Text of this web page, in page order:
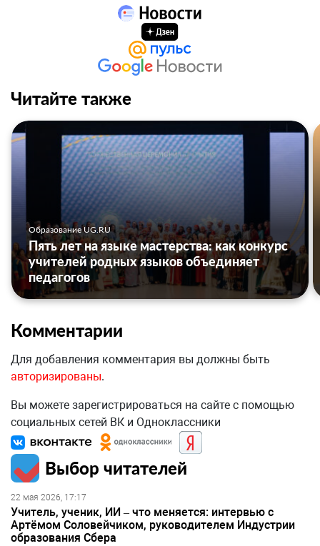
Читайте также
Образование UG.RU
Пять лет на языке мастерства: как конкурс
учителей родных языков объединяет
педагогов
Комментарии
Для добавления комментария вы должны быть
авторизированы.
Вы можете зарегистрироваться на сайте с помощью
социальных сетей ВК и Одноклассники
Выбор читателей
22 мая 2026, 17:17
Учитель, ученик, ИИ – что меняется: интервью с
Артёмом Соловейчиком, руководителем Индустрии
образования Сбера